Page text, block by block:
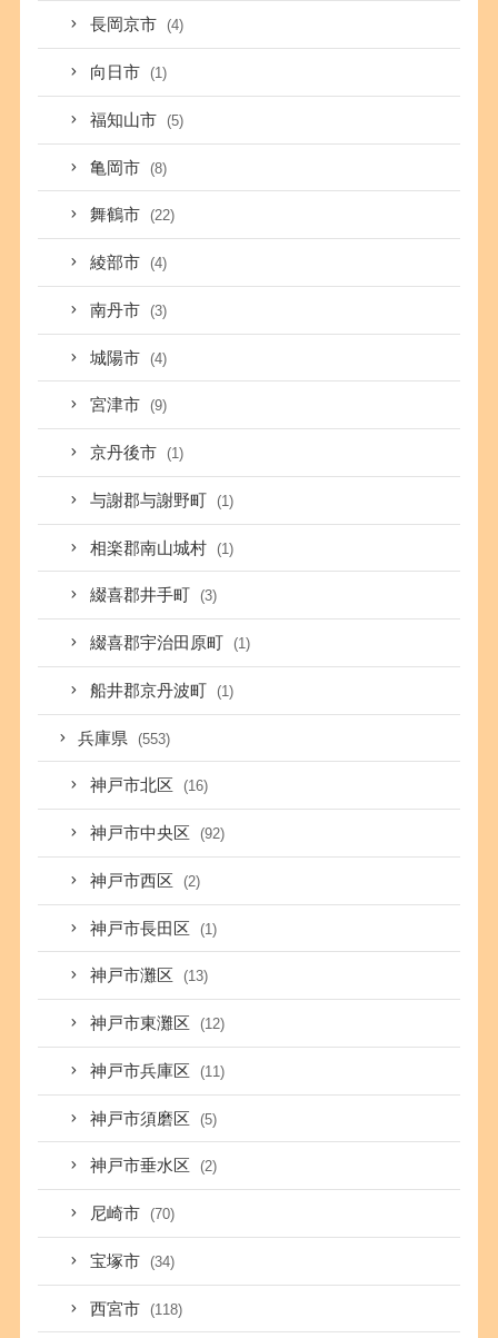
長岡京市 (4)
向日市 (1)
福知山市 (5)
亀岡市 (8)
舞鶴市 (22)
綾部市 (4)
南丹市 (3)
城陽市 (4)
宮津市 (9)
京丹後市 (1)
与謝郡与謝野町 (1)
相楽郡南山城村 (1)
綴喜郡井手町 (3)
綴喜郡宇治田原町 (1)
船井郡京丹波町 (1)
兵庫県 (553)
神戸市北区 (16)
神戸市中央区 (92)
神戸市西区 (2)
神戸市長田区 (1)
神戸市灘区 (13)
神戸市東灘区 (12)
神戸市兵庫区 (11)
神戸市須磨区 (5)
神戸市垂水区 (2)
尼崎市 (70)
宝塚市 (34)
西宮市 (118)